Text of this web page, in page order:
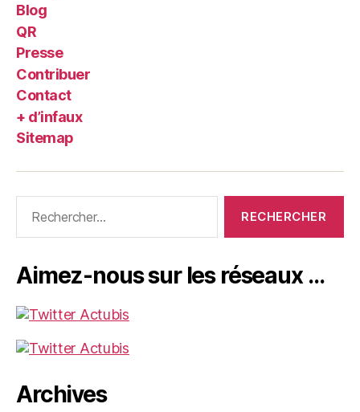
Blog
QR
Presse
Contribuer
Contact
+ d’infaux
Sitemap
Aimez-nous sur les réseaux …
Archives